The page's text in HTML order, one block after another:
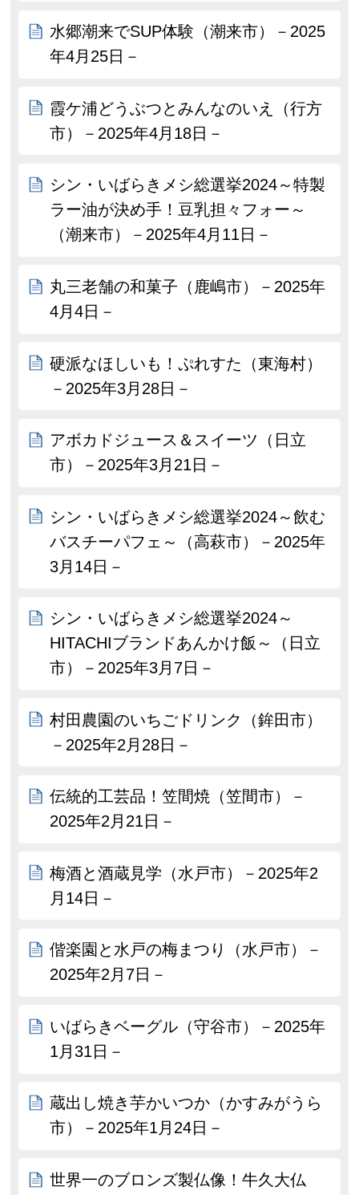
水郷潮来でSUP体験（潮来市）－2025
年4月25日－
霞ケ浦どうぶつとみんなのいえ（行方
市）－2025年4月18日－
シン・いばらきメシ総選挙2024～特製
ラー油が決め手！豆乳担々フォー～
（潮来市）－2025年4月11日－
丸三老舗の和菓子（鹿嶋市）－2025年
4月4日－
硬派なほしいも！ぷれすた（東海村）
－2025年3月28日－
アボカドジュース＆スイーツ（日立
市）－2025年3月21日－
シン・いばらきメシ総選挙2024～飲む
バスチーパフェ～（高萩市）－2025年
3月14日－
シン・いばらきメシ総選挙2024～
HITACHIブランドあんかけ飯～（日立
市）－2025年3月7日－
村田農園のいちごドリンク（鉾田市）
－2025年2月28日－
伝統的工芸品！笠間焼（笠間市）－
2025年2月21日－
梅酒と酒蔵見学（水戸市）－2025年2
月14日－
偕楽園と水戸の梅まつり（水戸市）－
2025年2月7日－
いばらきベーグル（守谷市）－2025年
1月31日－
蔵出し焼き芋かいつか（かすみがうら
市）－2025年1月24日－
世界一のブロンズ製仏像！牛久大仏